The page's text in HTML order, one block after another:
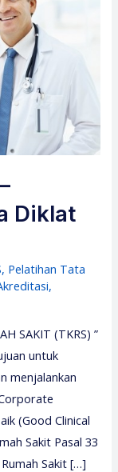
Diklat
, Pelatihan Tata
,
SAKIT (TKRS) ”
untuk
menjalankan
(Good Clinical
Sakit Pasal 33
Sakit […]